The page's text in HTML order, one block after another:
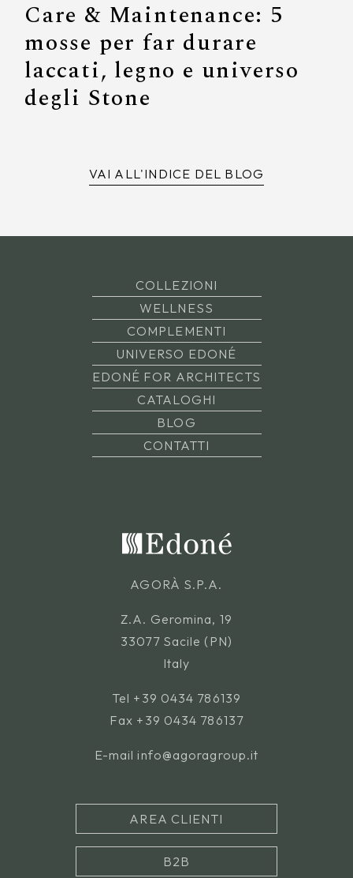
Care & Maintenance: 5
mosse per far durare
laccati, legno e universo
degli Stone
VAI ALL'INDICE DEL BLOG
COLLEZIONI
WELLNESS
COMPLEMENTI
UNIVERSO EDONÉ
EDONÉ FOR ARCHITECTS
CATALOGHI
BLOG
CONTATTI
AGORÀ S.P.A.
Z.A. Geromina, 19
33077 Sacile (PN)
Italy
Tel +39 0434 786139
Fax +39 0434 786137
E-mail info@agoragroup.it
AREA CLIENTI
B2B